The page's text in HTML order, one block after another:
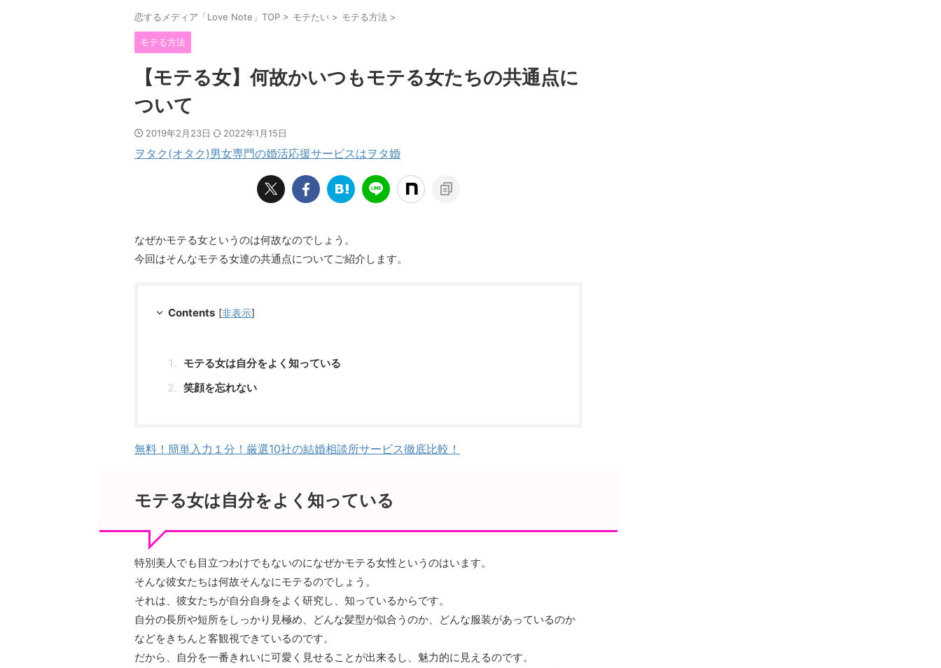
恋するメディア「Love Note」TOP > モテたい > モテる方法 >
モテる方法
【モテる女】何故かいつもモテる女たちの共通点に
ついて
2019年2月23日 2022年1月15日
ヲタク(オタク)男女専門の婚活応援サービスはヲタ婚
なぜかモテる女というのは何故なのでしょう。
今回はそんなモテる女達の共通点についてご紹介します。
Contents [非表示]
モテる女は自分をよく知っている
笑顔を忘れない
無料！簡単入力１分！厳選10社の結婚相談所サービス徹底比較！
モテる女は自分をよく知っている
特別美人でも目立つわけでもないのになぜかモテる女性というのはいます。
そんな彼女たちは何故そんなにモテるのでしょう。
それは、彼女たちが自分自身をよく研究し、知っているからです。
自分の長所や短所をしっかり見極め、どんな髪型が似合うのか、どんな服装があっているのか
などをきちんと客観視できているのです。
だから、自分を一番きれいに可愛く見せることが出来るし、魅力的に見えるのです。